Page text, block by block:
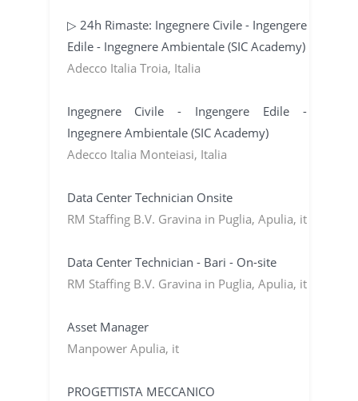
▷ 24h Rimaste: Ingegnere Civile - Ingengere
Edile - Ingegnere Ambientale (SIC Academy)
Adecco Italia Troia, Italia
Ingegnere Civile - Ingengere Edile -
Ingegnere Ambientale (SIC Academy)
Adecco Italia Monteiasi, Italia
Data Center Technician Onsite
RM Staffing B.V. Gravina in Puglia, Apulia, it
Data Center Technician - Bari - On-site
RM Staffing B.V. Gravina in Puglia, Apulia, it
Asset Manager
Manpower Apulia, it
PROGETTISTA MECCANICO